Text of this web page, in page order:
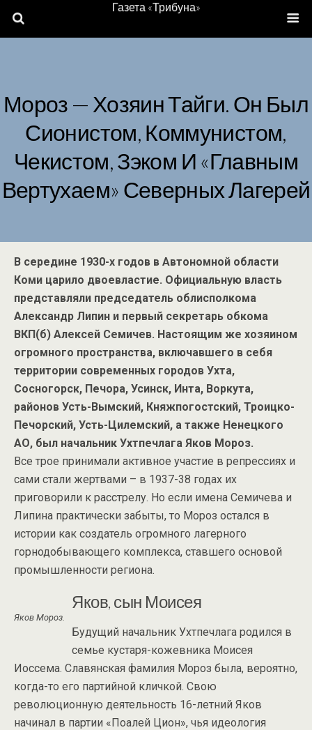
Газета «Трибуна»
Мороз — Хозяин Тайги. Он Был
Сионистом, Коммунистом,
Чекистом, Зэком И «главным
Вертухаем» Северных Лагерей
В середине 1930-х годов в Автономной области
Коми царило двоевластие. Официальную власть
представляли председатель облисполкома
Александр Липин и первый секретарь обкома
ВКП(б) Алексей Семичев. Настоящим же хозяином
огромного пространства, включавшего в себя
территории современных городов Ухта,
Сосногорск, Печора, Усинск, Инта, Воркута,
районов Усть-Вымский, Княжпогостский, Троицко-
Печорский, Усть-Цилемский, а также Ненецкого
АО, был начальник Ухтпечлага Яков Мороз.
Все трое принимали активное участие в репрессиях и
сами стали жертвами – в 1937-38 годах их
приговорили к расстрелу. Но если имена Семичева и
Липина практически забыты, то Мороз остался в
истории как создатель огромного лагерного
горнодобывающего комплекса, ставшего основой
промышленности региона.
Яков Мороз.
Яков, сын Моисея
Будущий начальник Ухтпечлага родился в
семье кустаря-кожевника Моисея
Иоссема. Славянская фамилия Мороз была, вероятно,
когда-то его партийной кличкой. Свою
революционную деятельность 16-летний Яков
начинал в партии «Поалей Цион», чья идеология